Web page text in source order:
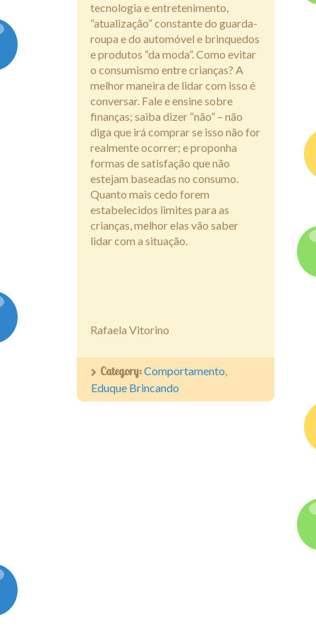
tecnologia e entretenimento,
“atualização” constante do guarda-
roupa e do automóvel e brinquedos
e produtos “da moda”. Como evitar
o consumismo entre crianças? A
melhor maneira de lidar com isso é
conversar. Fale e ensine sobre
finanças; saiba dizer “não” – não
diga que irá comprar se isso não for
realmente ocorrer; e proponha
formas de satisfação que não
estejam baseadas no consumo.
Quanto mais cedo forem
estabelecidos limites para as
crianças, melhor elas vão saber
lidar com a situação.
Rafaela Vitorino
Category:Comportamento,
Eduque Brincando